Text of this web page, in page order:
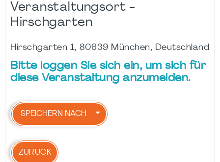
Veranstaltungsort -
Hirschgarten
Hirschgarten 1, 80639 München, Deutschland
Bitte loggen Sie sich ein, um sich für
diese Veranstaltung anzumelden.
SPEICHERN NACH
ZURÜCK